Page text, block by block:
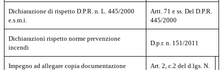
Dichiarazione di rispetto D.P.R. n. L. 445/2000
e.s.m.i.
Artt. 71 e ss. Del D.P.R.
445/2000
Dichiarazioni rispetto norme prevenzione
incendi
D.p.r. n. 151/2011
Impegno ad allegare copia documentazione
Art. 2, c.2 del d.lgs. N.